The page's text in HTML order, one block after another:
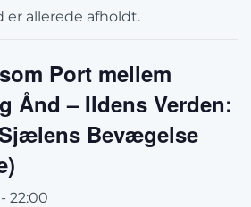
allerede afholdt.
Port mellem
Ånd – Ildens Verden:
Bevægelse
- 22:00